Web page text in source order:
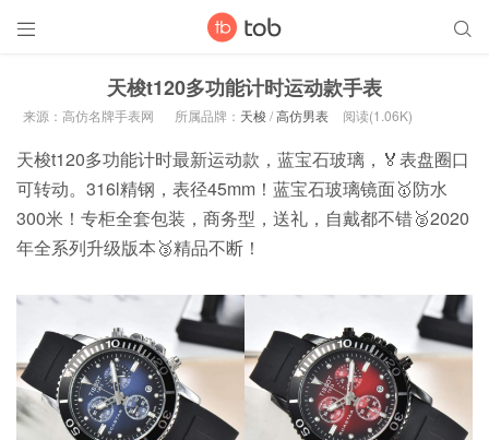
 
天梭t120多功能计时运动款手表
来源：高仿名牌手表网 所属品牌： 天梭/高仿男表 阅读(1.06K)
天梭t120多功能计时最新运动款，蓝宝石玻璃，🏅表盘圈口
可转动。316l精钢，表径45mm！蓝宝石玻璃镜面🥇防水
300米！专柜全套包装，商务型，送礼，自戴都不错🥈2020
年全系列升级版本🥉精品不断！